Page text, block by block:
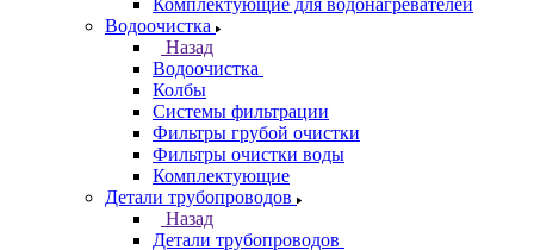
Комплектующие для водонагревателей
Водоочистка
Назад
Водоочистка
Колбы
Системы фильтрации
Фильтры грубой очистки
Фильтры очистки воды
Комплектующие
Детали трубопроводов
Назад
Детали трубопроводов